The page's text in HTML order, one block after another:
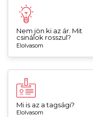
Nem jön ki az ár. Mit
csinálok rosszul?
Elolvasom
Mi is az a tagsági?
Elolvasom